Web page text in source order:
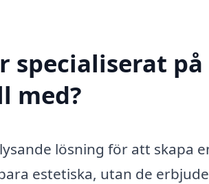
specialiserat på
med?
lösning för att skapa
estetiska, utan de